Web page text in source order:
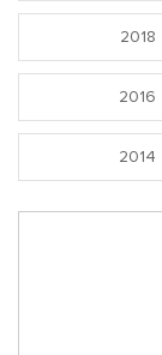
2018
2016
2014